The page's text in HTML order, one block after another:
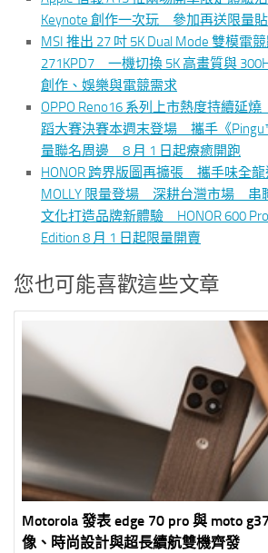
Keynote 創作一次玩 參加再送限量
MSI 推出 27 吋 5K Dual Mode 雙模電
271KPD7 一機切換 5K 高畫質與
創作、娛樂與電競需求
OPPO Reno16 系列上市熱度持續延
蹈大賽決賽本週末登場 攜手《
量聯名周邊 8 月 1 日起療癒開跑
HONOR 跨界版圖再擴張 攜手味全
MOLLY 限量登場 深耕台灣市場 串
文化打造品牌新體驗 HONOR 600 Pro
Edition 8 月 1 日起限量開賣
您也可能喜歡這些文章
Motorola 發表 edge 70 pro 與 moto
像、時尚設計與超長續航雙機齊發